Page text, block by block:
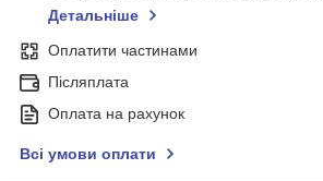
Детальніше
Оплатити частинами
Післяплата
Оплата на рахунок
Всі умови оплати